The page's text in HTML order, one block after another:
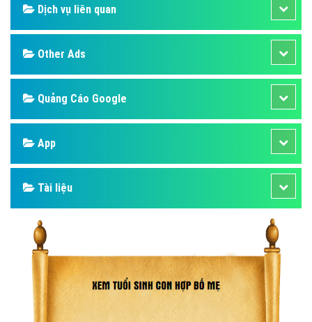
Dịch vụ liên quan
Other Ads
Quảng Cáo Google
App
Tài liệu